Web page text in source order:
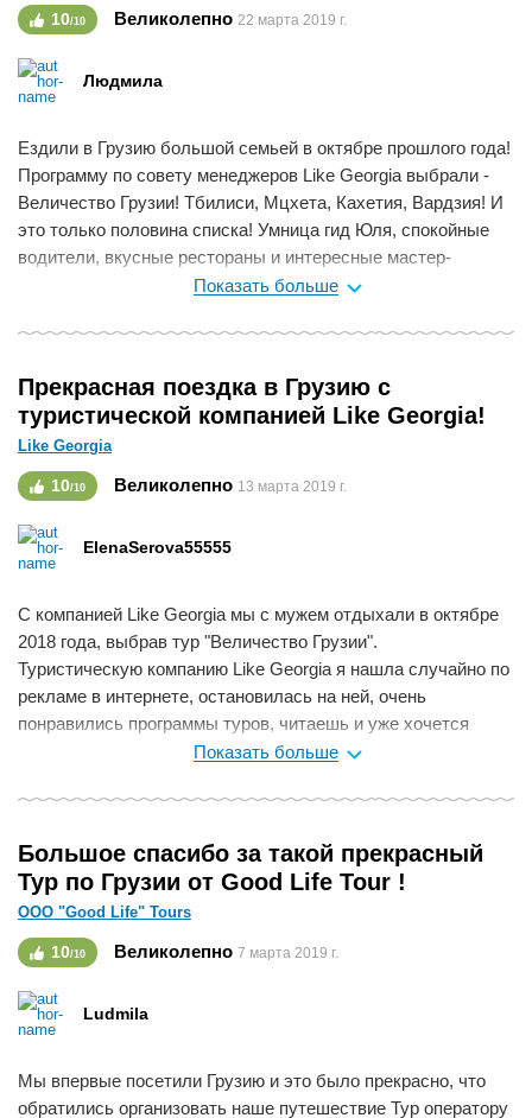
10/10 Великолепно 22 марта 2019 г.
Людмила
Ездили в Грузию большой семьей в октябре прошлого года!
Программу по совету менеджеров Like Georgia выбрали -
Величество Грузии! Тбилиси, Мцхета, Кахетия, Вардзия! И
это только половина списка! Умница гид Юля, спокойные
водители, вкусные рестораны и интересные мастер-
классы! Особенно понравился день в Кахетии, всей семьёй
такой душевный отдых! Всем советую!!!
Показать больше
Прекрасная поездка в Грузию с
туристической компанией Like Georgia!
Like Georgia
10/10 Великолепно 13 марта 2019 г.
ElenaSerova55555
С компанией Like Georgia мы с мужем отдыхали в октябре
2018 года, выбрав тур "Величество Грузии".
Туристическую компанию Like Georgia я нашла случайно по
рекламе в интернете, остановилась на ней, очень
понравились программы туров, читаешь и уже хочется
безупречно! В туры включено всё! И классные гостиницы, и
Отдельно хочу поблагодарить Павла и Вику, руководителей
компании, за личное участие в "судьбе" туристов, за
интересные туры. Очень благодарны Георгию и Зазе -
нашим водителям за спокойствие на дорогах.
Хотите быть получить от отдыха только положительные
эмоции - обращайтесь в Like Georgia, и полюбите Грузию
всей душой!!!
Показать больше
Большое спасибо за такой прекрасный
Тур по Грузии от Good Life Tour !
ООО "Good Life" Tours
10/10 Великолепно 7 марта 2019 г.
Ludmila
Мы впервые посетили Грузию и это было прекрасно, что
обратились организовать наше путешествие Тур оператору